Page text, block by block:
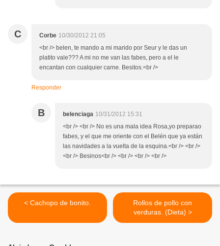
C Corbe 10/30/2012 21:05
<br /> belen, te mando a mi marido por Seur y le das un
platito vale??? A mi no me van las fabes, pero a el le
encantan con cualquier carne. Besitos.<br />
Responder
B belenciaga 10/31/2012 15:31
<br /> <br /> No es una mala idea Rosa,yo preparao
fabes, y el que me oriente con el Belén que ya están
las navidades a la vuelta de la esquina.<br /> <br />
<br /> Besinos<br /> <br /> <br /> <br />
< Cachopo de bonito.
Rollos de pollo con
verduras. (Dieta) >